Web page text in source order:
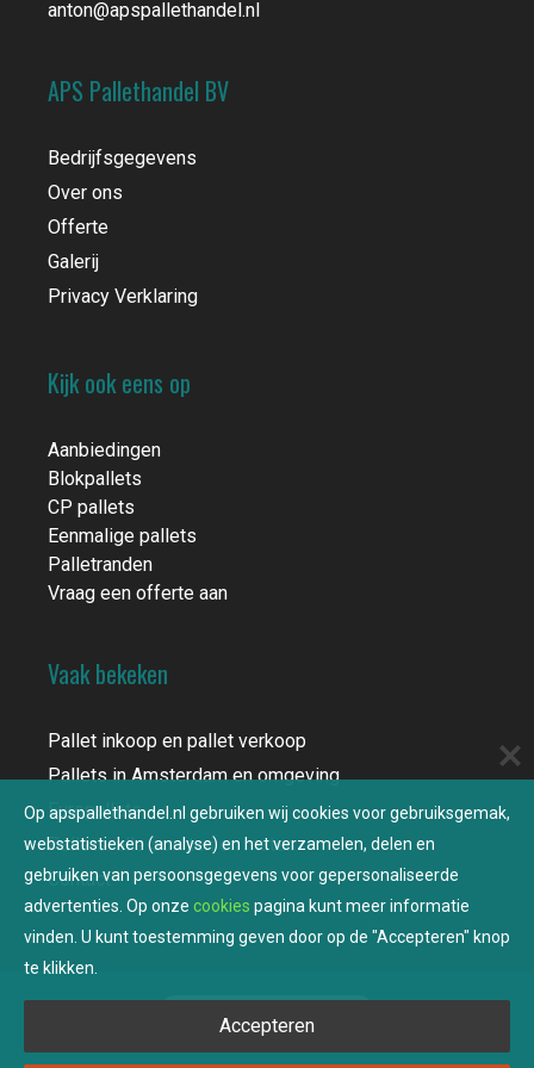
anton@apspallethandel.nl
APS Pallethandel BV
Bedrijfsgegevens
Over ons
Offerte
Galerij
Privacy Verklaring
Kijk ook eens op
Aanbiedingen
Blokpallets
CP pallets
Eenmalige pallets
Palletranden
Vraag een offerte aan
Vaak bekeken
Pallet inkoop en pallet verkoop
Pallets in Amsterdam en omgeving
Europallets
Pallets: alle soorten en maten
Contact
© 2026 APS PALLETHANDEL BV ROTTERDAM
Op apspallethandel.nl gebruiken wij cookies voor gebruiksgemak,
webstatistieken (analyse) en het verzamelen, delen en
gebruiken van persoonsgegevens voor gepersonaliseerde
advertenties. Op onze cookies pagina kunt meer informatie
vinden. U kunt toestemming geven door op de "Accepteren" knop
te klikken.
Accepteren